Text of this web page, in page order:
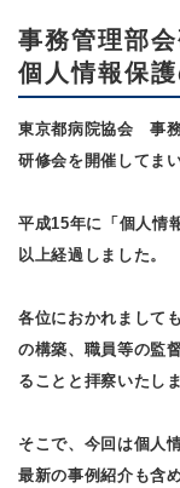
療
機
関
に
お
け
る
情
報
保
の
め
方）
事務管理部
個人情報保護
東京都病院協会 事
研修会を開催してま
平成15年に「個人情
以上経過しました。
各位におかれまして
の構築、職員等の監
ることと拝察いたしま
そこで、今回は個人
最新の事例紹介も含